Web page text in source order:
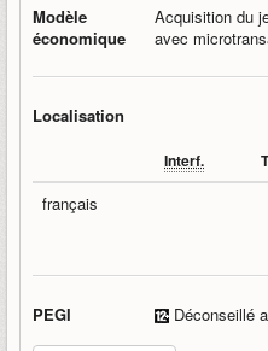
Modèle
économique
Acquisition du
avec
Localisation
Interf.
français
PEGI Déconseillé